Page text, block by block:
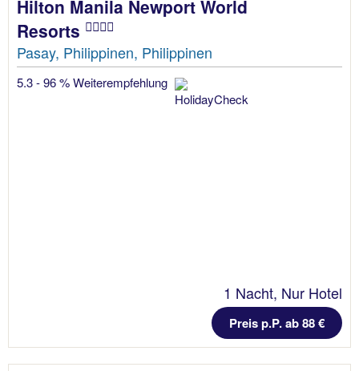
Hilton Manila Newport World
Resorts
Pasay, Philippinen, Philippinen
5.3 - 96 % Weiterempfehlung
1 Nacht, Nur Hotel
Preis p.P. ab 88 €